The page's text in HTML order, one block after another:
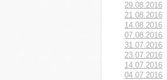
29.08.2016
21.08.2016
14.08.2016
07.08.2016
31.07.2016
23.07.2016
14.07.2016
04.07.2016